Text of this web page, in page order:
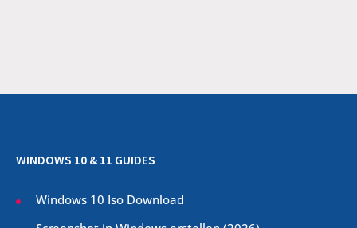
WINDOWS 10 & 11 GUIDES
Windows 10 Iso Download